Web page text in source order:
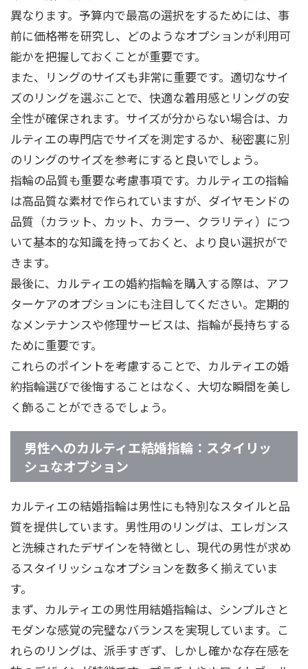
異なります。予算内で最高の選択をするためには、事
前に価格帯を研究し、どのようなオプションが利用可
能かを把握しておくことが重要です。
また、リングのサイズも非常に重要です。適切なサイ
ズのリングを選ぶことで、快適な着用感とリングの安
全性が確保されます。サイズが分からない場合は、カ
ルティエの専門店でサイズを測定するか、秘密裏に別
のリングのサイズを参考にすると良いでしょう。
指輪の品質も重要な考慮事項です。カルティエの指輪
は高品質な素材で作られていますが、ダイヤモンドの
品質（カラット、カット、カラー、クラリティ）につ
いて基本的な知識を持っておくと、より良い選択がで
きます。
最後に、カルティエの婚約指輪を購入する際は、アフ
ターケアのオプションにも注目してください。定期的
なメンテナンスや修理サービスは、指輪が長持ちする
ために重要です。
これらのポイントを考慮することで、カルティエの婚
約指輪選びで後悔することはなく、大切な瞬間を美し
く飾ることができるでしょう。
男性へのカルティエ結婚指輪：スタイリッ
シュなオプション
カルティエの結婚指輪は男性にも特別なスタイルと品
質を提供しています。男性用のリングは、エレガンス
と洗練されたデザインを特徴とし、現代の男性が求め
るスタイリッシュなオプションを数多く揃えていま
す。
まず、カルティエの男性用結婚指輪は、シンプルさと
モダンな感覚の完璧なバランスを実現しています。こ
れらのリングは、派手すぎず、しかし確かな存在感を